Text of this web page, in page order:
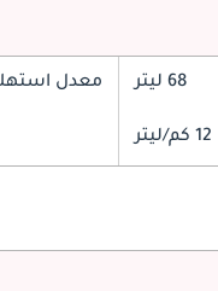
68 ليتر معدل
12 كم/ليتر